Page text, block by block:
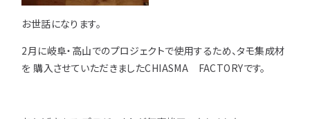
種類・樹種・用途から選ぶ
種類から選ぶ 樹種一覧 ぶ
集成材（積層材）
特注対応
お世話になります。
2月に岐阜・高山でのプロジェクトで使用するため、タモ集成材
を 購入させていただきましたCHIASMA FACTORYです。